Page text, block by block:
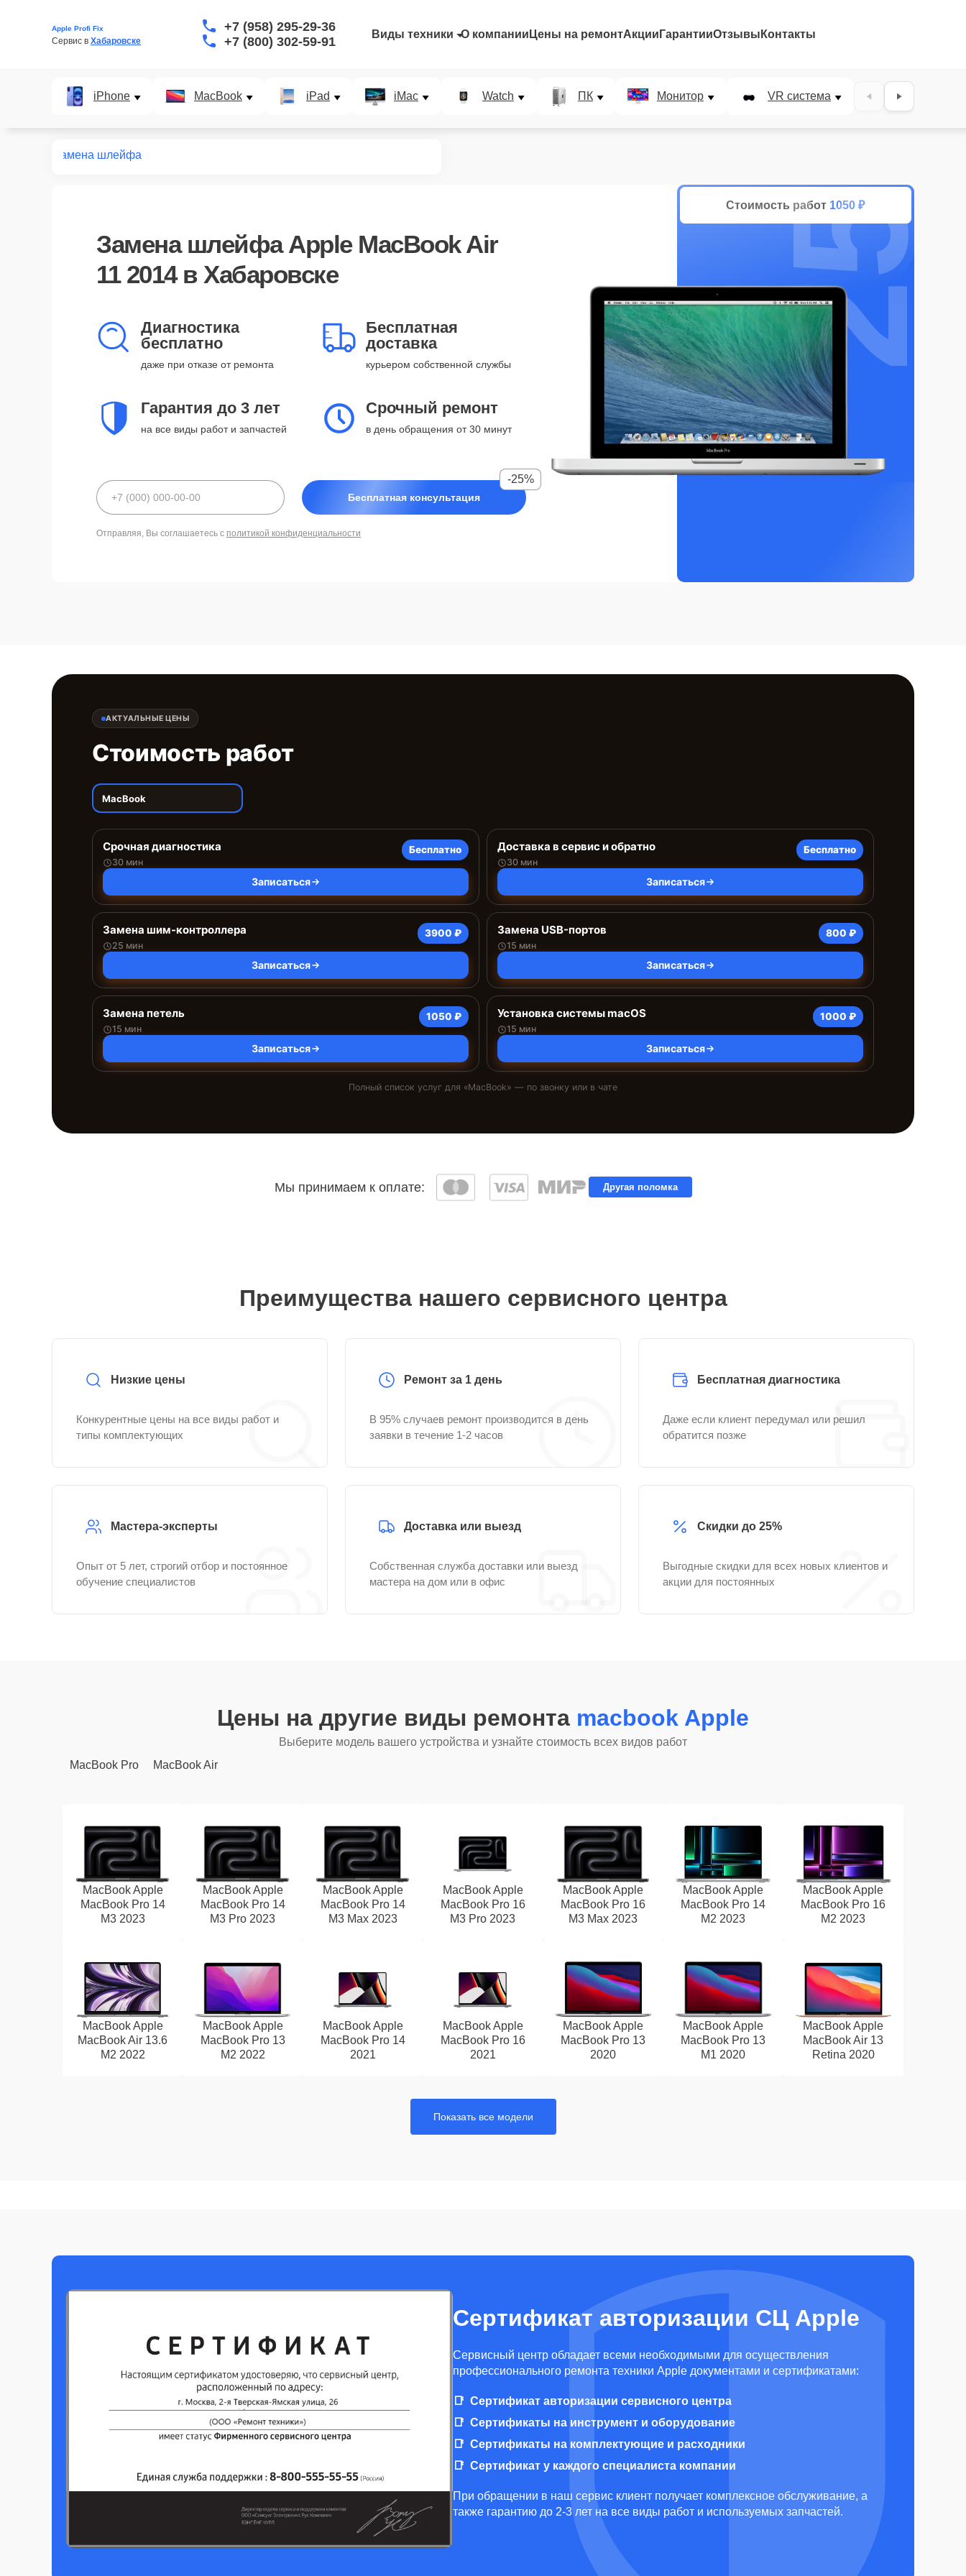
Apple Profi Fix
Сервис в Хабаровске
+7 (958) 295-29-36
+7 (800) 302-59-91
Виды техники О компании Цены на ремонтАкции ГарантииОтзывы Контакты
iPhone MacBook iPad iMac Watch ПК Монитор VR система Наушники
Замена шлейфа
Замена шлейфа Apple MacBook Air
11 2014 в Хабаровске
Диагностика
бесплатно
даже при отказе от ремонта
Бесплатная
доставка
курьером собственной службы
Гарантия до 3 лет
на все виды работ и запчастей
Срочный ремонт
в день обращения от 30 минут
Бесплатная консультация
-25%
Отправляя, Вы соглашаетесь с политикой конфиденциальности
Стоимость работ 1050 ₽
25%
АКТУАЛЬНЫЕ ЦЕНЫ
Стоимость работ
MacBook
Срочная диагностика
30 мин
Бесплатно
Записаться
Доставка в сервис и обратно
30 мин
Бесплатно
Записаться
Замена шим-контроллера
25 мин
3900 ₽
Записаться
Замена USB-портов
15 мин
800 ₽
Записаться
Замена петель
15 мин
1050 ₽
Записаться
Установка системы macOS
15 мин
1000 ₽
Записаться
Полный список услуг для «MacBook» — по звонку или в чате
Мы принимаем к оплате: Другая поломка
Преимущества нашего сервисного центра
Низкие цены
Конкурентные цены на все виды работ и
типы комплектующих
Ремонт за 1 день
В 95% случаев ремонт производится в день
заявки в течение 1-2 часов
Бесплатная диагностика
Даже если клиент передумал или решил
обратится позже
Мастера-эксперты
Опыт от 5 лет, строгий отбор и постоянное
обучение специалистов
Доставка или выезд
Собственная служба доставки или выезд
мастера на дом или в офис
Скидки до 25%
Выгодные скидки для всех новых клиентов и
акции для постоянных
Цены на другие виды ремонта macbook Apple
Выберите модель вашего устройства и узнайте стоимость всех видов работ
MacBook Pro
MacBook Air
MacBook Apple
MacBook Pro 14
M3 2023
MacBook Apple
MacBook Pro 14
M3 Pro 2023
MacBook Apple
MacBook Pro 14
M3 Max 2023
MacBook Apple
MacBook Pro 16
M3 Pro 2023
MacBook Apple
MacBook Pro 16
M3 Max 2023
MacBook Apple
MacBook Pro 14
M2 2023
MacBook Apple
MacBook Pro 16
M2 2023
MacBook Apple
MacBook Air 13.6
M2 2022
MacBook Apple
MacBook Pro 13
M2 2022
MacBook Apple
MacBook Pro 14
2021
MacBook Apple
MacBook Pro 16
2021
MacBook Apple
MacBook Pro 13
2020
MacBook Apple
MacBook Pro 13
M1 2020
MacBook Apple
MacBook Air 13
Retina 2020
Показать все модели
Сертификат авторизации СЦ Apple
Cервисный центр обладает всеми необходимыми для осуществления
профессионального ремонта техники Apple документами и сертификатами:
Сертификат авторизации сервисного центра
Сертификаты на инструмент и оборудование
Сертификаты на комплектующие и расходники
Сертификат у каждого специалиста компании
При обращении в наш сервис клиент получает комплексное обслуживание, а
также гарантию до 2-3 лет на все виды работ и используемых запчастей.